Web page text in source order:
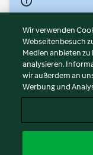
© Copyright 2026
Disclaimer
Impressum
Cookies
Abo kündigen
Wir verwenden
Webseitenbesuch
Medien anbieten
analysieren.
wir außerdem an
Werbung und